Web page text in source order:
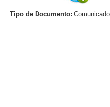
Tipo de Documento: Comunicado